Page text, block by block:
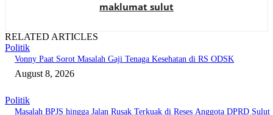
maklumat sulut
RELATED ARTICLES
Politik
Vonny Paat Sorot Masalah Gaji Tenaga Kesehatan di RS ODSK
August 8, 2026
Politik
Masalah BPJS hingga Jalan Rusak Terkuak di Reses Anggota DPRD Sulut